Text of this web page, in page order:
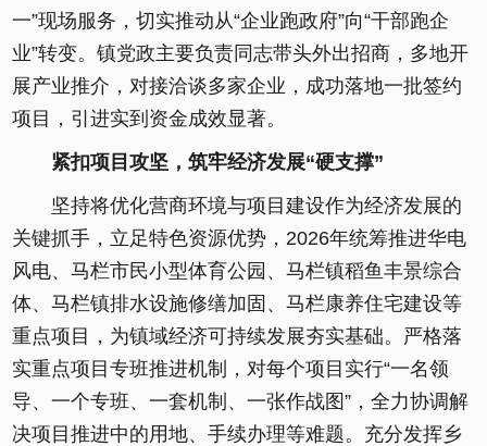
一”现场服务，切实推动从“企业跑政府”向“干部跑企
业”转变。镇党政主要负责同志带头外出招商，多地开
展产业推介，对接洽谈多家企业，成功落地一批签约
项目，引进实到资金成效显著。
紧扣项目攻坚，筑牢经济发展“硬支撑”
坚持将优化营商环境与项目建设作为经济发展的
关键抓手，立足特色资源优势，2026年统筹推进华电
风电、马栏市民小型体育公园、马栏镇稻鱼丰景综合
体、马栏镇排水设施修缮加固、马栏康养住宅建设等
重点项目，为镇域经济可持续发展夯实基础。严格落
实重点项目专班推进机制，对每个项目实行“一名领
导、一个专班、一套机制、一张作战图”，全力协调解
决项目推进中的用地、手续办理等难题。充分发挥乡